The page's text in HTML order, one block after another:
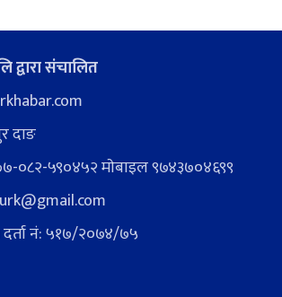
द्वारा संचालित
दाङ
०८२-५९०४५२ माेबाइल ९७४३७०४६९९
नं: ५१७/२०७४/७५